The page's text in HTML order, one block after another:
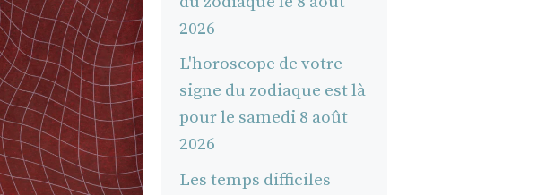
2026
L'horoscope de votre
signe du zodiaque est là
pour le samedi 8 août
2026
Les temps difficiles